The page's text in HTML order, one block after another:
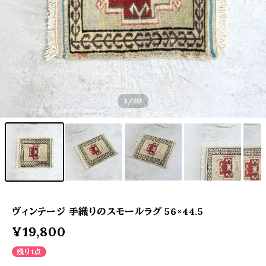
1/20
ヴィンテージ 手織りのスモールラグ 56×44.5
¥19,800
残り1点